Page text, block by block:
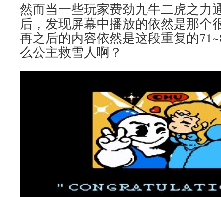
然而当一些玩家费劲九牛二虎之力
后，发现屏幕中播放的依然是那个
再之后的内容依然是这段重复的
么公主救雪人啊？